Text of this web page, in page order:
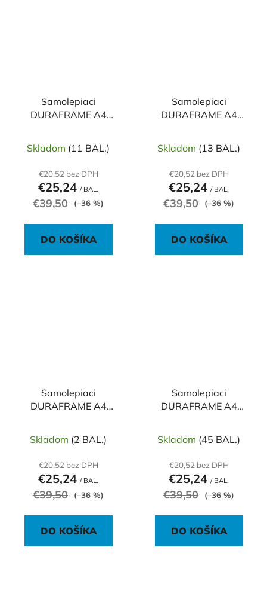
Samolepiaci
DURAFRAME A4
Skladom (11 BAL.)
€20,52 bez DPH
€25,24 / BAL.
€39,50 (–36 %)
DO KOŠÍKA
Samolepiaci
DURAFRAME A4
Skladom (13 BAL.)
€20,52 bez DPH
€25,24 / BAL.
€39,50 (–36 %)
DO KOŠÍKA
Samolepiaci
DURAFRAME A4
Skladom (2 BAL.)
€20,52 bez DPH
€25,24 / BAL.
€39,50 (–36 %)
DO KOŠÍKA
Samolepiaci
DURAFRAME A4
Skladom (45 BAL.)
€20,52 bez DPH
€25,24 / BAL.
€39,50 (–36 %)
DO KOŠÍKA